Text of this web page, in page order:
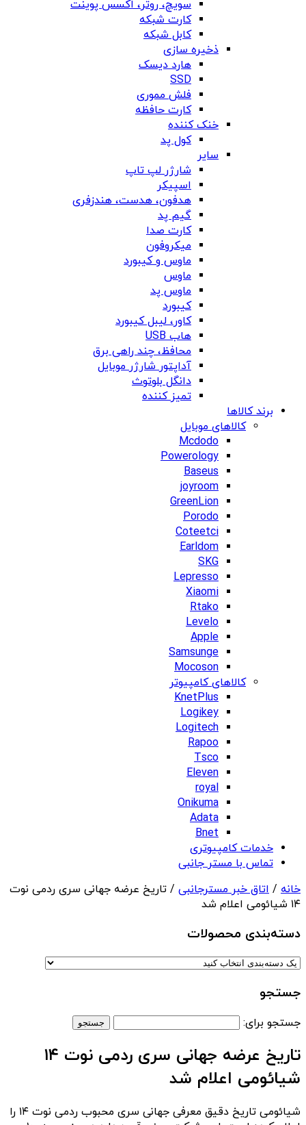
سویچ، روتر، اکسس پوینت
کارت شبکه
کابل شبکه
ذخیره سازی
هارد دیسک
SSD
فلش مموری
کارت حافظه
خنک کننده
کول پد
سایر
شارژر لپ تاپ
اسپیکر
هدفون، هدست، هندزفری
گیم پد
کارت صدا
میکروفون
ماوس و کیبورد
ماوس
ماوس پد
کیبورد
کاور، لیبل کیبورد
هاب USB
محافظ، چند راهی برق
آداپتور شارژر موبایل
دانگل بلوتوث
تمیز کننده
برند کالاها
کالاهای موبایل
Mcdodo
Powerology
Baseus
joyroom
GreenLion
Porodo
Coteetci
Earldom
SKG
Lepresso
Xiaomi
Rtako
Levelo
Apple
Samsunge
Mocoson
کالاهای کامپیوتر
KnetPlus
Logikey
Logitech
Rapoo
Tsco
Eleven
royal
Onikuma
Adata
Bnet
خدمات کامپیوتری
تماس با مستر جانبی
خانه / اتاق خبر مسترجانبی / تاریخ عرضه جهانی سری ردمی نوت
۱۴ شیائومی اعلام شد
دسته‌بندی‌ محصولات
جستجو
جستجو برای:
تاریخ عرضه جهانی سری ردمی نوت ۱۴
شیائومی اعلام شد
شیائومی تاریخ دقیق معرفی جهانی سری محبوب ردمی نوت ۱۴ را